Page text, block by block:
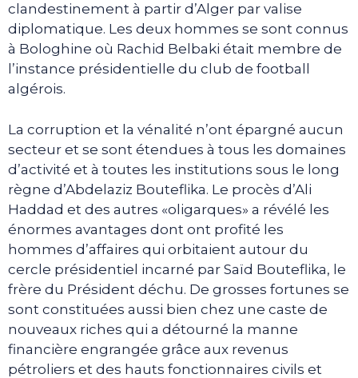
clandestinement à partir d’Alger par valise
diplomatique. Les deux hommes se sont connus
à Bologhine où Rachid Belbaki était membre de
l’instance présidentielle du club de football
algérois.
La corruption et la vénalité n’ont épargné aucun
secteur et se sont étendues à tous les domaines
d’activité et à toutes les institutions sous le long
règne d’Abdelaziz Bouteflika. Le procès d’Ali
Haddad et des autres «oligarques» a révélé les
énormes avantages dont ont profité les
hommes d’affaires qui orbitaient autour du
cercle présidentiel incarné par Saïd Bouteflika, le
frère du Président déchu. De grosses fortunes se
sont constituées aussi bien chez une caste de
nouveaux riches qui a détourné la manne
financière engrangée grâce aux revenus
pétroliers et des hauts fonctionnaires civils et